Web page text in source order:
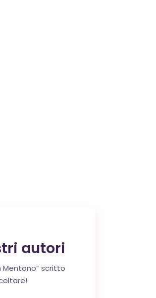
autori
Mentono” scritto